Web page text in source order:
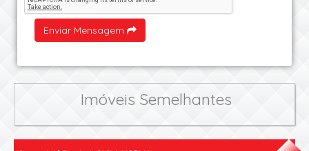
Enviar Mensagem
Imóveis Semelhantes